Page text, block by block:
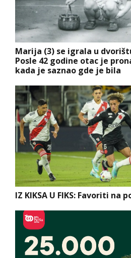
Marija (3) se igrala u
Posle 42 godine otac je
kada je saznao gde je bila
IZ KIKSA U FIKS: Favoriti na